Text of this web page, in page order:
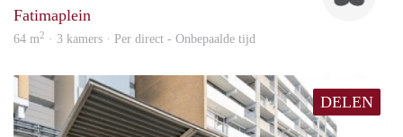
Fatimaplein
64 m2 · 3 kamers · Per direct - Onbepaalde tijd
DELEN